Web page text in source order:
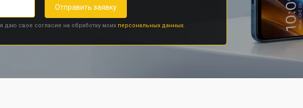
Отправить заявку
даю свое согласие на обработку моих персональных данных.